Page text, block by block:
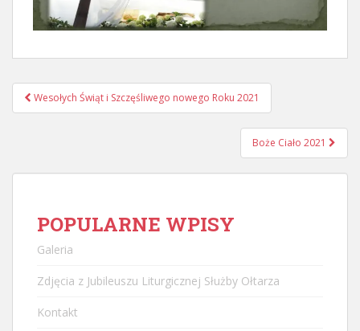
Nawigacja
postu
Wesołych Świąt i Szczęśliwego nowego Roku 2021
Boże Ciało 2021
POPULARNE WPISY
Galeria
Zdjęcia z Jubileuszu Liturgicznej Służby Ołtarza
Kontakt